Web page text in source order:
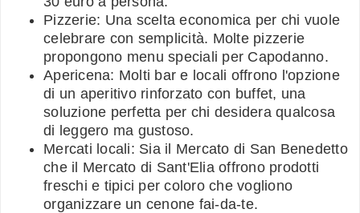
Pizzerie: Una scelta economica per chi vuole
celebrare con semplicità. Molte pizzerie
propongono menu speciali per Capodanno.
Apericena: Molti bar e locali offrono l'opzione
di un aperitivo rinforzato con buffet, una
soluzione perfetta per chi desidera qualcosa
di leggero ma gustoso.
Mercati locali: Sia il Mercato di San Benedetto
che il Mercato di Sant'Elia offrono prodotti
freschi e tipici per coloro che vogliono
organizzare un cenone fai-da-te.